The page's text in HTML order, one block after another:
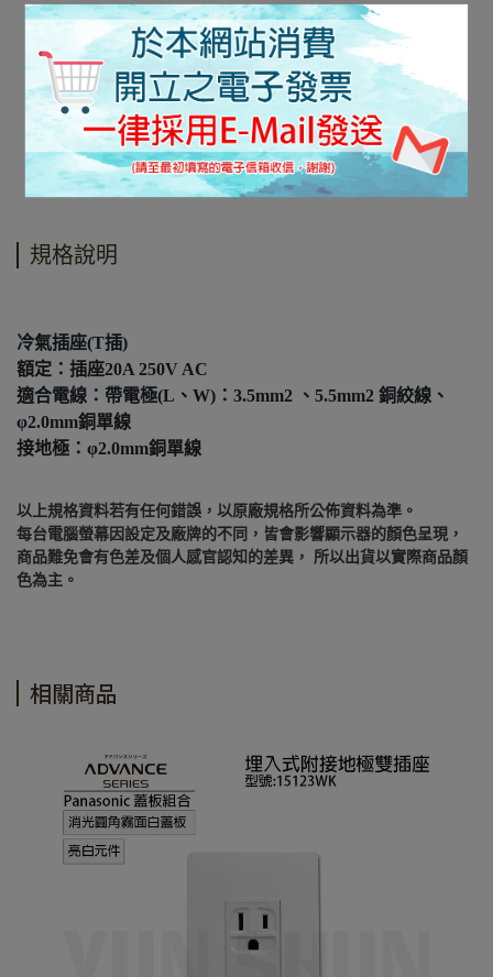
規格說明
冷氣插座(T插)
額定：插座20A 250V AC
適合電線：帶電極(L、W)：3.5mm2 、5.5mm2 銅絞線、
φ2.0mm銅單線
接地極：φ2.0mm銅單線
以上規格資料若有任何錯誤，以原廠規格所公佈資料為準。
每台電腦螢幕因設定及廠牌的不同，皆會影響顯示器的顏色呈現，
商品難免會有色差及個人感官認知的差異， 所以出貨以實際商品顏
色為主。
相關商品